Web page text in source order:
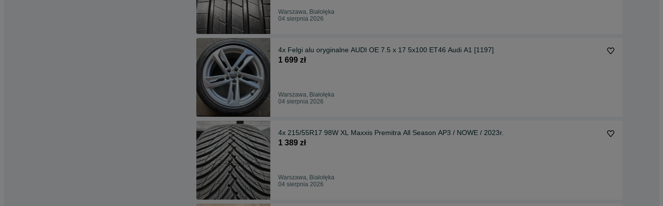
Warszawa, Białołęka
04 sierpnia 2026
4x Felgi alu oryginalne AUDI OE 7.5 x 17 5x100 ET46 Audi A1 [1197]
1 699 zł
Warszawa, Białołęka
04 sierpnia 2026
4x 215/55R17 98W XL Maxxis Premitra All Season AP3 / NOWE / 2023r.
1 389 zł
Warszawa, Białołęka
04 sierpnia 2026